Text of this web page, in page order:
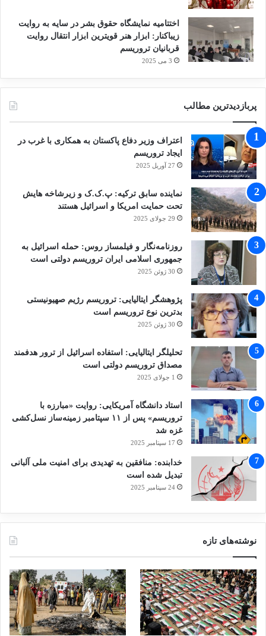
اختتامیه نمایشگاه حقوق بشر در سایه به روایت
زیباکنار: ابزار هنر قویترین ابزار انتقال روایت
قربانیان تروریسم
3 می 2025
پربازدیدترین مطالب
اعتراف وزیر دفاع پاکستان به همکاری با غرب در
ایجاد تروریسم
27 آوریل 2025
نماینده سابق ترکیه: پ.ک.ک و زیرشاخه هایش
تحت حمایت امریکا و اسرائیل هستند
29 جولای 2025
روزنامه‌نگار و فیلمساز روس: حمله اسرائیل به
جمهوری اسلامی ایران تروریسم دولتی است
30 ژوئن 2025
پژوهشگر ایتالیایی: تروریسم رژیم صهیونیستی
بدترین نوع تروریسم است
30 ژوئن 2025
تحلیلگر ایتالیایی: استفاده اسرائیل از ترور هدفمند
مصداق تروریسم دولتی است
1 جولای 2025
استاد دانشگاه آمریکایی: روایت «مبارزه با
تروریسم» پس از ۱۱ سپتامبر زمینه‌ساز نسل‌کشی
غزه شد
17 سپتامبر 2025
خدابنده: منافقین به تهدیدی برای امنیت ملی آلبانی
تبدیل شده است
24 سپتامبر 2025
نوشته‌های تازه